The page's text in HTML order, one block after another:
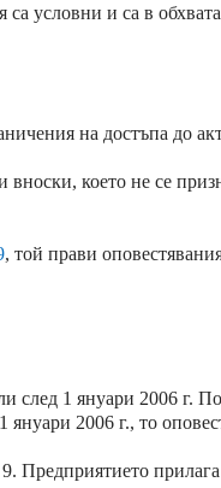
са условни и са в
на достъпа до
което не се
, той прави
след 1 януари 2006 г.
2006 г., то
прилага